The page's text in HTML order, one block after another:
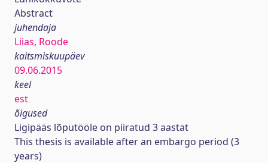
Abstract
juhendaja
Liias, Roode
kaitsmiskuupäev
09.06.2015
keel
est
õigused
Ligipääs lõputööle on piiratud 3 aastat
This thesis is available after an embargo period (3
years)